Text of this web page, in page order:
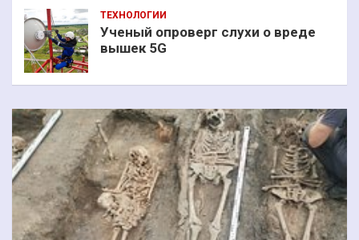
ТЕХНОЛОГИИ
Ученый опроверг слухи о вреде
вышек 5G